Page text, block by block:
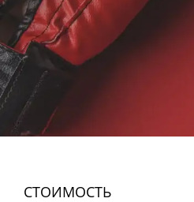
ФИТНЕС
СТОИМОСТЬ